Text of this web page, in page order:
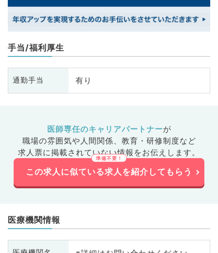
手当/福利厚生
通勤手当 有り
医師専任のキャリアパートナーが
職場の雰囲気や人間関係、 教育・研修制度など
求人票に掲載されていない情報をお伝えします。
この求人に似ている求人を紹介してもらう
医療機関情報